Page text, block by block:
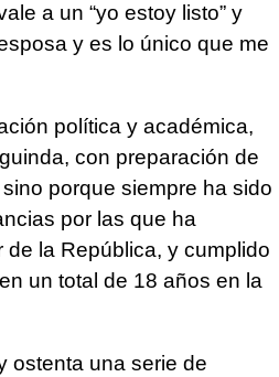
a un “yo estoy listo” y
y es lo único que me
política y académica,
con preparación de
porque siempre ha sido
por las que ha
la República, y cumplido
un total de 18 años en la
ostenta una serie de